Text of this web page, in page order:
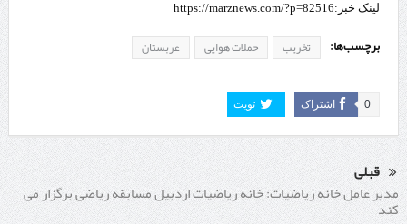
لینک خبر:https://marznews.com/?p=82516
برچسب‌ها: تخریب حملات هوایی عربستان
اشتراک 0 تویت
قبلی
مدیر عامل خانه ریاضیات: خانه ریاضیات اردبیل مسابقه ریاضی برگزار می
کند